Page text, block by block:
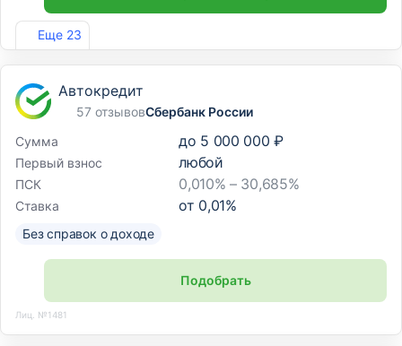
Еще 23
Лиц. №963
Автокредит
57 отзывовСбербанк России
Сумма
до 5 000 000 ₽
Первый взнос любой
ПСК 0,010% – 30,685%
Ставка от 0,01%
Без справок о доходе
Подобрать
Лиц. №1481